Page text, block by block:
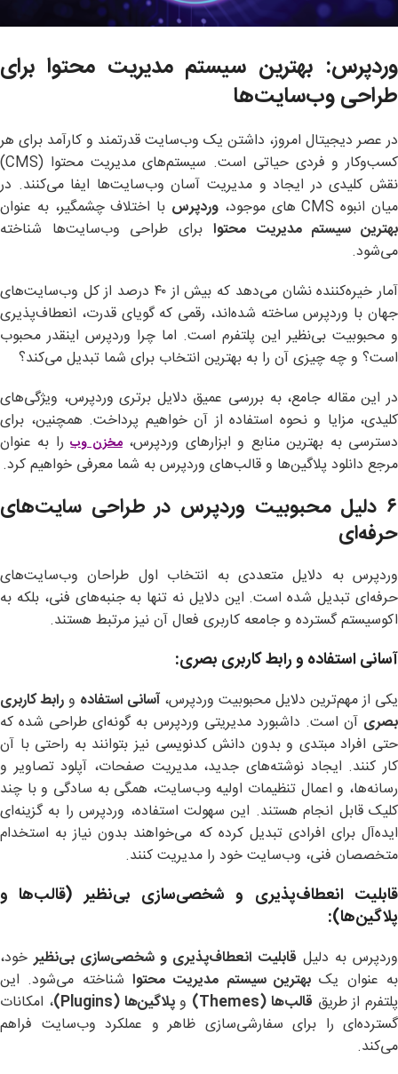
وردپرس: بهترین سیستم مدیریت محتوا برای
طراحی وب‌سایت‌ها
در عصر دیجیتال امروز، داشتن یک وب‌سایت قدرتمند و کارآمد برای هر
کسب‌وکار و فردی حیاتی است. سیستم‌های مدیریت محتوا (CMS)
نقش کلیدی در ایجاد و مدیریت آسان وب‌سایت‌ها ایفا می‌کنند. در
میان انبوه CMS های موجود،
وردپرس با اختلاف چشمگیر، به عنوان
بهترین سیستم مدیریت محتوا برای طراحی وب‌سایت‌ها شناخته
می‌شود.
آمار خیره‌کننده نشان می‌دهد که بیش از ۴۰ درصد از کل وب‌سایت‌های
جهان با وردپرس ساخته شده‌اند، رقمی که گویای قدرت، انعطاف‌پذیری
و محبوبیت بی‌نظیر این پلتفرم است. اما چرا وردپرس اینقدر محبوب
است؟ و چه چیزی آن را به بهترین انتخاب برای شما تبدیل می‌کند؟
در این مقاله جامع، به بررسی عمیق دلایل برتری وردپرس، ویژگی‌های
کلیدی، مزایا و نحوه استفاده از آن خواهیم پرداخت. همچنین، برای
دسترسی به بهترین منابع و ابزارهای وردپرس،مخزن وبرا به عنوان
مرجع دانلود پلاگین‌ها و قالب‌های وردپرس به شما معرفی خواهیم کرد.
۶ دلیل محبوبیت وردپرس در طراحی سایت‌های
حرفه‌ای
وردپرس به دلایل متعددی به انتخاب اول طراحان وب‌سایت‌های
حرفه‌ای تبدیل شده است. این دلایل نه تنها به جنبه‌های فنی، بلکه به
اکوسیستم گسترده و جامعه کاربری فعال آن نیز مرتبط هستند.
آسانی استفاده و رابط کاربری بصری:
یکی از مهم‌ترین دلایل محبوبیت وردپرس، آسانی استفاده ورابط کاربری
بصری آن است. داشبورد مدیریتی وردپرس به گونه‌ای طراحی شده که
حتی افراد مبتدی و بدون دانش کدنویسی نیز بتوانند به راحتی با آن
کار کنند. ایجاد نوشته‌های جدید، مدیریت صفحات، آپلود تصاویر و
رسانه‌ها، و اعمال تنظیمات اولیه وب‌سایت، همگی به سادگی و با چند
کلیک قابل انجام هستند. این سهولت استفاده، وردپرس را به گزینه‌ای
ایده‌آل برای افرادی تبدیل کرده که می‌خواهند بدون نیاز به استخدام
متخصصان فنی، وب‌سایت خود را مدیریت کنند.
قابلیت انعطاف‌پذیری و شخصی‌سازی بی‌نظیر (قالب‌ها و
پلاگین‌ها):
وردپرس به دلیل قابلیت انعطاف‌پذیری و شخصی‌سازی بی‌نظیرخود،
به عنوان یک بهترین سیستم مدیریت محتوا شناخته می‌شود. این
پلتفرم از طریق قالب‌ها(Themes) وپلاگین‌ها(Plugins)
، امکانات
گسترده‌ای را برای سفارشی‌سازی ظاهر و عملکرد وب‌سایت فراهم
می‌کند.